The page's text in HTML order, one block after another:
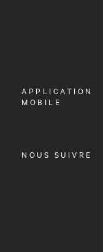
OUVRIR
LE
APPLICATION
MOBILE
NOUS SUIVRE